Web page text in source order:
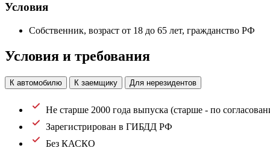
Условия
Собственник, возраст от 18 до 65 лет, гражданство РФ
Условия и требования
К автомобилю К заемщику Для нерезидентов
Не старше 2000 года выпуска (старше - по
Зарегистрирован в ГИБДД РФ
Без КАСКО